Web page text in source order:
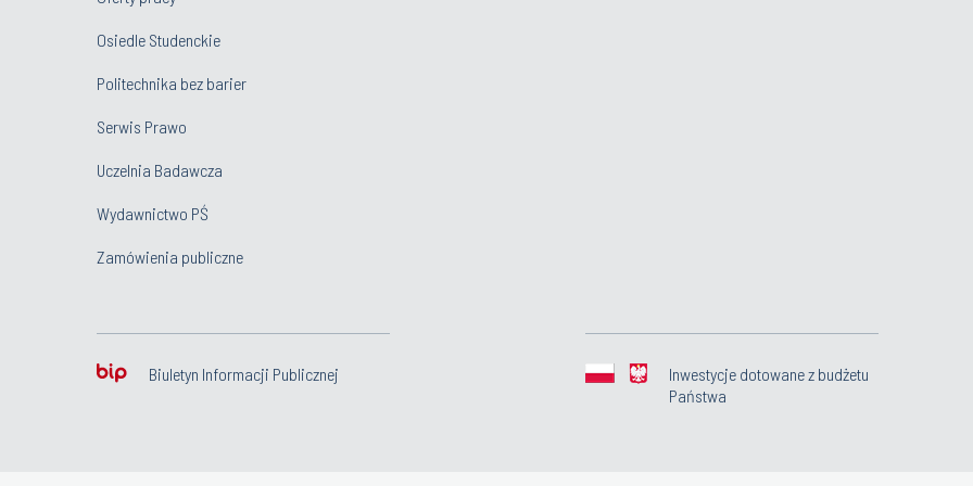
Osiedle Studenckie
Politechnika bez barier
Serwis Prawo
Uczelnia Badawcza
Wydawnictwo PŚ
Zamówienia publiczne
Biuletyn Informacji Publicznej
Inwestycje dotowane z budżetu
Państwa